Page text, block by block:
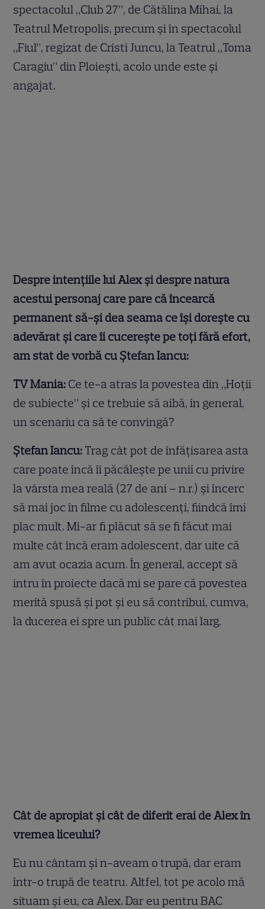
spectacolul „Club 27”, de Cătălina Mihai, la
Teatrul Metropolis, precum și în spectacolul
„Fiul”, regizat de Cristi Juncu, la Teatrul „Toma
Caragiu” din Ploiești, acolo unde este și
angajat.
Despre intențiile lui Alex și despre natura
acestui personaj care pare că încearcă
permanent să-și dea seama ce își dorește cu
adevărat și care îi cucerește pe toți fără efort,
am stat de vorbă cu Ștefan Iancu:
TV Mania: Ce te-a atras la povestea din „Hoții
de subiecte” și ce trebuie să aibă, în general,
un scenariu ca să te convingă?
Ștefan Iancu: Trag cât pot de înfățisarea asta
care poate încă îi păcălește pe unii cu privire
la vârsta mea reală (27 de ani – n.r.) și încerc
să mai joc în filme cu adolescenți, fiindcă îmi
plac mult. Mi-ar fi plăcut să se fi făcut mai
multe cât încă eram adolescent, dar uite că
am avut ocazia acum. În general, accept să
intru în proiecte dacă mi se pare că povestea
merită spusă și pot și eu să contribui, cumva,
la ducerea ei spre un public cât mai larg.
Cât de apropiat și cât de diferit erai de Alex în
vremea liceului?
Eu nu cântam și n-aveam o trupă, dar eram
într-o trupă de teatru. Altfel, tot pe acolo mă
situam și eu, ca Alex. Dar eu pentru BAC